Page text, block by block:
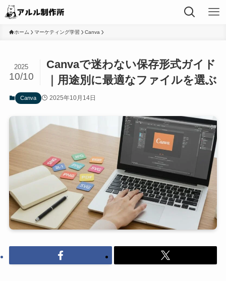
ホーム マーケティング学習 Canva
Canvaで迷わない保存形式ガイド
｜用途別に最適なファイルを選ぶ
2025
10/10
Canva 2025年10月14日